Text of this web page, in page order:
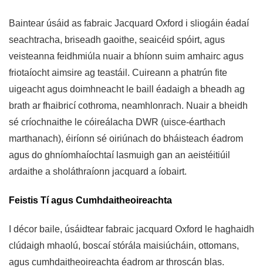
Baintear úsáid as fabraic Jacquard Oxford i sliogáin éadaí
seachtracha, briseadh gaoithe, seaicéid spóirt, agus
veisteanna feidhmiúla nuair a bhíonn suim amhairc agus
friotaíocht aimsire ag teastáil. Cuireann a phatrún fite
uigeacht agus doimhneacht le baill éadaigh a bheadh ​​ag
brath ar fhaibricí cothroma, neamhlonrach. Nuair a bheidh
sé críochnaithe le cóireálacha DWR (uisce-éarthach
marthanach), éiríonn sé oiriúnach do bháisteach éadrom
agus do ghníomhaíochtaí lasmuigh gan an aeistéitiúil
ardaithe a sholáthraíonn jacquard a íobairt.
Feistis Tí agus Cumhdaitheoireachta
I décor baile, úsáidtear fabraic jacquard Oxford le haghaidh
clúdaigh mhaolú, boscaí stórála maisiúcháin, ottomans,
agus cumhdaitheoireachta éadrom ar throscán blas.